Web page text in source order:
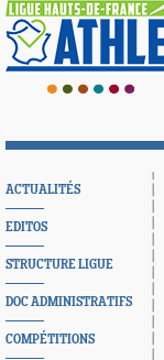
ACTUALITÉS
EDITOS
STRUCTURE LIGUE
DOC ADMINISTRATIFS
COMPÉTITIONS